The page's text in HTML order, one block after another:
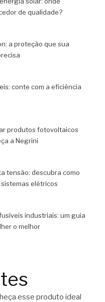
de qualidade?
a proteção que sua
conte com a eficiência
produtos fotovoltaicos
a Negrini
tensão: descubra como
elétricos
industriais: um guia
o melhor
esse produto ideal